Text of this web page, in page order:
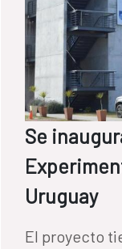
Se
Uruguay
El proyecto